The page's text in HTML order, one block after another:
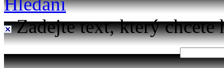
Zadejte text, který chcete